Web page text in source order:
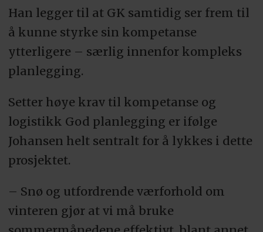
Han legger til at GK samtidig ser frem til
å kunne styrke sin kompetanse
ytterligere – særlig innenfor kompleks
planlegging.
Setter høye krav til kompetanse og
logistikk God planlegging er ifølge
Johansen helt sentralt for å lykkes i dette
prosjektet.
– Snø og utfordrende værforhold om
vinteren gjør at vi må bruke